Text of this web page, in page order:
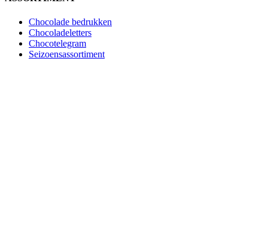
Chocolade bedrukken
Chocoladeletters
Chocotelegram
Seizoensassortiment